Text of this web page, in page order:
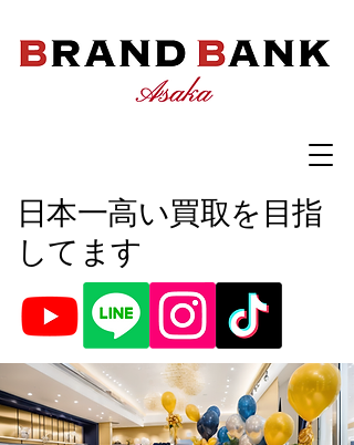
​日本一高い買取を目指
してます